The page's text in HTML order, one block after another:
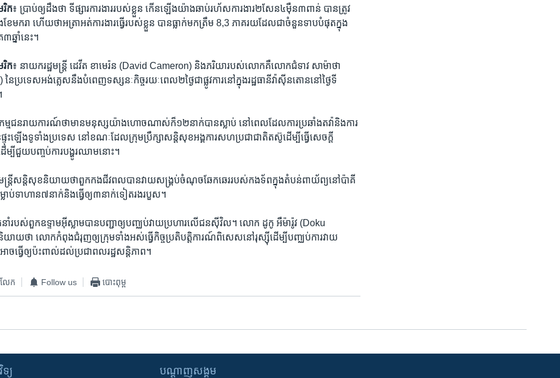
រិក៖ ប្រាប់​ឲ្យ​ដឹង​ថា​ ទីផ្សារ​ការងារ​របស់​ខ្លួន​ កើន​ឡើង​យ៉ាង​ឆាប់​រហ័សការ​ងារ​២​សែន​៤ម៉ឺន​៣ពាន់​ បាន​ត្រូវ
ខែ​មករា ហើយ​ថាអត្រា​អត់​ការងារ​ធ្វើ​របស់​ខ្លួន​ បាន​ធ្លាក់​មក​ត្រឹម​ 8,3 ​ភាគ​រយ​ដែល​ជាចំនួនទាប​បំផុត​ក្នុង​
ឆ្នាំ​នេះ។
រិក៖ នាយករដ្ឋ​មន្រ្តី​ ដេវីត ខាមេរ៉ន (David Cameron) និង​ភរិយា​របស់​លោក​គឺ​លោក​ជំទាវ​ សាម៉ាថា
នៃ​ប្រទេស​អង់គ្លេសនឹង​បំពេញ​ទស្សនៈ​កិច្ច​រយៈពេល២​ថ្ងៃ​ជា​ផ្លូវ​ការនៅ​ក្នុង​រដ្ឋ​ធានី​វ៉ាស៊ីន​តោន​នៅ​ថ្ងៃ​ទី​
ម​ជន​រាយការណ៍​ថា​មាន​មនុស្ស​យ៉ាង​ហោច​ណាស់​ក៏​១២​នាក់​បាន​ស្លាប់​ ​នៅ​ពេល​ដែលការ​ប្រឆាំង​តវ៉ា​និង​ការ​
ផ្ទុះ​ឡើងទូទាំង​ប្រទេស​ ​នៅ​ខណៈដែលក្រុម​ប្រឹក្សា​សន្តិសុខ​អង្គការ​សហប្រជាជាតិតស៊ូ​ដើម្បី​ធ្វើ​សេចក្តី​
ើម្បី​ជួយបញ្ចប់​ការ​បង្ហូរ​ឈាម​នោះ។
ន្រ្តី​សន្តិសុខ​និយាយ​ថា​ពួក​កងជីវពល​បាន​វាយ​សង្គ្រប់ចំណុច​ឆែក​ឆេរ​របស់​កងទ័ពក្នុង​តំបន់​ពាយ័ព្យនៅ​ប៉ាគី
លាប់​ទាហាន​៧​នាក់និង​ធ្វើ​ឲ្យ​៣​នាក់​ទៀត​រង​របួស។
នាំរបស់​ពួក​ឧទ្ទាម​អ៊ីស្លាម​បាន​បញ្ជា​ឲ្យ​បញ្ឈប់​វាយ​ប្រហារ​លើជន​ស៊ី​វិល។ លោក​ ដូកូ អឺម៉ារ៉ូវ (Doku
យាយ​ថា លោក​កំពុង​ជំរុញឲ្យ​ក្រុម​ទាំង​អស់​ធ្វើ​កិច្ច​ប្រតិបត្តិការណ៍​ពិសេសនៅរុស្ស៊ីដើម្បី​បញ្ឈប់​ការ​វាយ​
ាច​ធ្វើ​ឲ្យ​ប៉ះពាល់ដល់​ប្រជាពល​រដ្ឋ​សន្តិភាព។
លែក Follow us បោះពុម្ព
បណ្តាញ​សង្គម
ទ្យុ